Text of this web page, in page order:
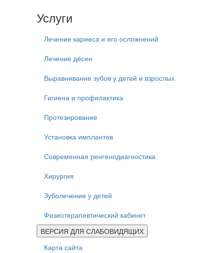
Услуги
Лечение кариеса и его осложнений
Лечение дёсен
Выравнивание зубов у детей и взрослых
Гигиена и профилактика
Протезирование
Установка имплантов
Современная ренгенодиагностика
Хирургия
Зуболечение у детей
Физиотерапевтический кабинет
ВЕРСИЯ ДЛЯ СЛАБОВИДЯЩИХ
Карта сайта